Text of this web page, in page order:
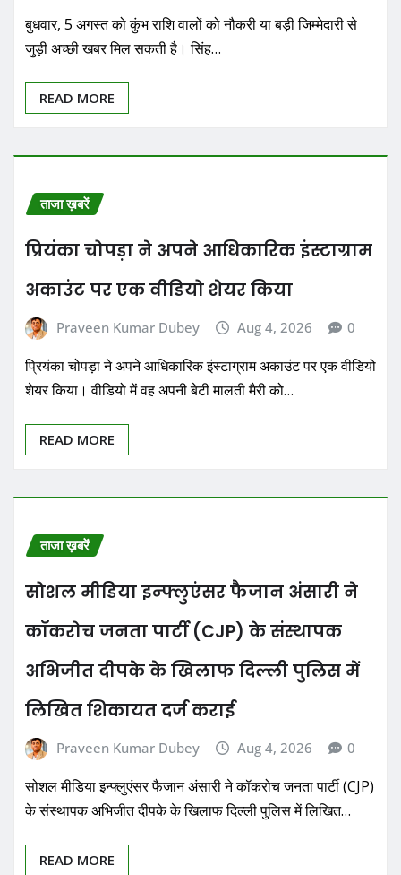
बुधवार, 5 अगस्त को कुंभ राशि वालों को नौकरी या बड़ी जिम्मेदारी से
जुड़ी अच्छी खबर मिल सकती है। सिंह…
READ MORE
ताजा ख़बरें
प्रियंका चोपड़ा ने अपने आधिकारिक इंस्टाग्राम
अकाउंट पर एक वीडियो शेयर किया
Praveen Kumar Dubey Aug 4, 2026 0
प्रियंका चोपड़ा ने अपने आधिकारिक इंस्टाग्राम अकाउंट पर एक वीडियो
शेयर किया। वीडियो में वह अपनी बेटी मालती मैरी को…
READ MORE
ताजा ख़बरें
सोशल मीडिया इन्फ्लुएंसर फैजान अंसारी ने
कॉकरोच जनता पार्टी (CJP) के संस्थापक
अभिजीत दीपके के खिलाफ दिल्ली पुलिस में
लिखित शिकायत दर्ज कराई
Praveen Kumar Dubey Aug 4, 2026 0
सोशल मीडिया इन्फ्लुएंसर फैजान अंसारी ने कॉकरोच जनता पार्टी (CJP)
के संस्थापक अभिजीत दीपके के खिलाफ दिल्ली पुलिस में लिखित…
READ MORE